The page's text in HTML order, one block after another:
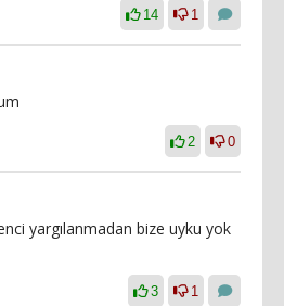
14 1
2 0
yargılanmadan bize uyku yok
3 1